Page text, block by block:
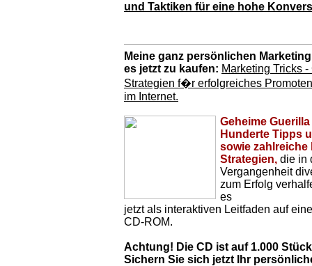
und Taktiken für eine hohe
Meine ganz persönlichen
es jetzt zu kaufen: Marketing Tricks
Strategien f�r erfolgreiches
im Internet.
Geheime
Hunderte Tipps
sowie zahlreiche
Strategien, die in
Vergangenheit
zum Erfolg
es
jetzt als interaktiven Leitfaden auf
CD-ROM.
Achtung! Die CD ist auf 1.000
Sichern Sie sich jetzt Ihr